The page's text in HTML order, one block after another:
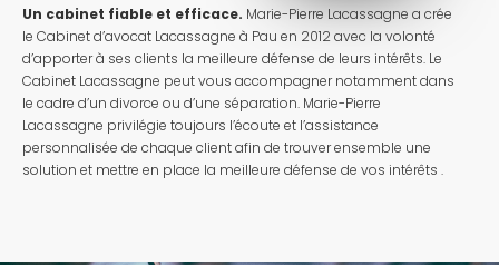
Un cabinet fiable et efficace. Marie-Pierre Lacassagne a crée
le Cabinet d’avocat Lacassagne à Pau en 2012 avec la volonté
d’apporter à ses clients la meilleure défense de leurs intérêts. Le
Cabinet Lacassagne peut vous accompagner notamment dans
le cadre d’un divorce ou d’une séparation. Marie-Pierre
Lacassagne privilégie toujours l’écoute et l’assistance
personnalisée de chaque client afin de trouver ensemble une
solution et mettre en place la meilleure défense de vos intérêts .